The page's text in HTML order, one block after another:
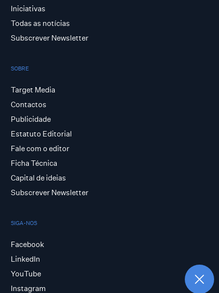
Iniciativas
Todas as notícias
Subscrever Newsletter
SOBRE
Target Media
Contactos
Publicidade
Estatuto Editorial
Fale com o editor
Ficha Técnica
Capital de ideias
Subscrever Newsletter
SIGA-NOS
Facebook
LinkedIn
YouTube
Instagram